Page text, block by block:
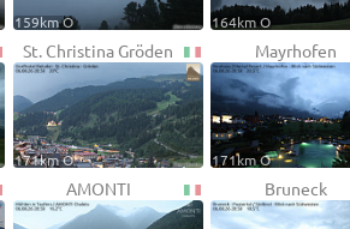
159km O 164km O
St. Christina Gröden
171km O
Mayrhofen
171km O
AMONTI Bruneck